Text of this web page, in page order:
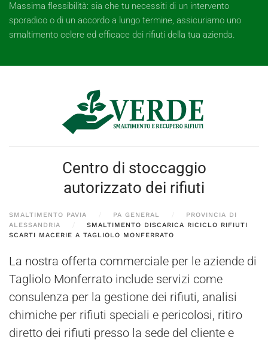
Massima flessibilità: sia che tu necessiti di un intervento
sporadico o di un accordo a lungo termine, assicuriamo uno
smaltimento celere ed efficace dei rifiuti della tua azienda.
Centro di stoccaggio
autorizzato dei rifiuti
SMALTIMENTO PAVIA PA GENERAL
PROVINCIA DI
ALESSANDRIA
SMALTIMENTO DISCARICA RICICLO RIFIUTI
SCARTI MACERIE A TAGLIOLO MONFERRATO
La nostra offerta commerciale per le aziende di
Tagliolo Monferrato include servizi come
consulenza per la gestione dei rifiuti, analisi
chimiche per rifiuti speciali e pericolosi, ritiro
diretto dei rifiuti presso la sede del cliente e